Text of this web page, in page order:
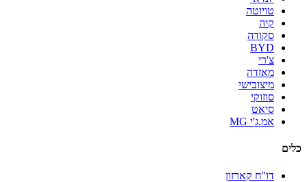
טויוטה
קיה
סקודה
BYD
צ'רי
מאזדה
מיצובישי
סוזוקי
סיאט
אמ.ג'י MG
כלים
דו"ח קארזון